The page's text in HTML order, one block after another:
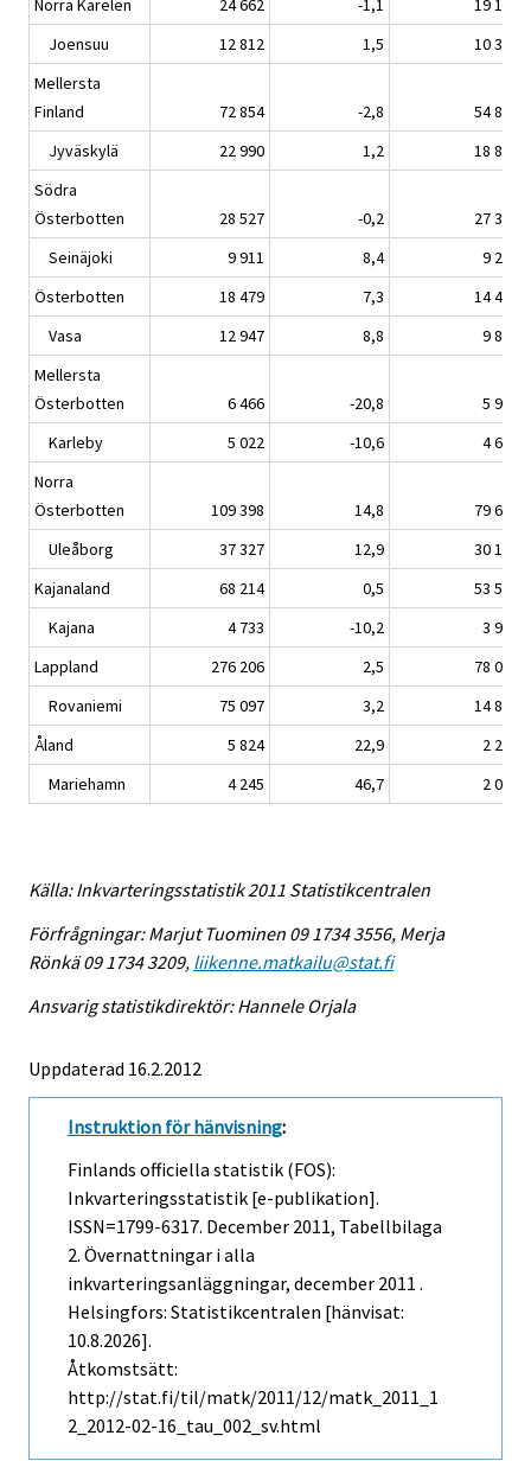
Norra Karelen 24 662 -1,1
19 164
Joensuu
12 812 1,5
10 343
Mellersta
Finland
72 854 -2,8
54 889
Jyväskylä
22 990 1,2
18 888
Södra
Österbotten
28 527 -0,2
27 358
Seinäjoki
9 911 8,4
9 290
Österbotten
18 479 7,3
14 495
Vasa
12 947 8,8
9 877
Mellersta
Österbotten
6 466 -20,8
5 967
Karleby
5 022 -10,6
4 655
Norra
Österbotten
109 398 14,8
79 672
Uleåborg
37 327 12,9
30 153
Kajanaland
68 214 0,5
53 528
Kajana
4 733 -10,2
3 993
Lappland
276 206 2,5
78 022
Rovaniemi
75 097 3,2
14 860
Åland
5 824 22,9
2 267
Mariehamn
4 245 46,7 2 014
Källa: Inkvarteringsstatistik 2011 Statistikcentralen
Förfrågningar: Marjut Tuominen 09 1734 3556, Merja
Rönkä 09 1734 3209, liikenne.matkailu@stat.fi
Ansvarig statistikdirektör: Hannele Orjala
Uppdaterad 16.2.2012
Instruktion för hänvisning:
Finlands officiella statistik (FOS):
Inkvarteringsstatistik [e-publikation].
ISSN=1799-6317. December 2011, Tabellbilaga
2. Övernattningar i alla
inkvarteringsanläggningar, december 2011 .
Helsingfors: Statistikcentralen [hänvisat:
10.8.2026].
Åtkomstsätt:
http://stat.fi/til/matk/2011/12/matk_2011_1
2_2012-02-16_tau_002_sv.html